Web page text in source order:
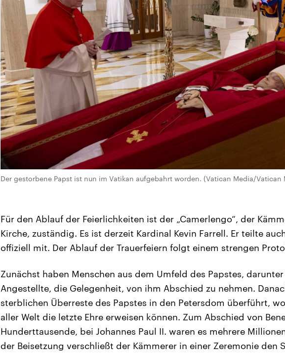
Der gestorbene Papst ist nun im Vatikan aufgebahrt worden. (Vatican Media/Vatican
Für den Ablauf der Feierlichkeiten ist der „Camerlengo“, der
Kirche, zuständig. Es ist derzeit Kardinal Kevin Farrell. Er teilte
offiziell mit. Der Ablauf der Trauerfeiern folgt einem strengen
Zunächst haben Menschen aus dem Umfeld des Papstes,
Angestellte, die Gelegenheit, von ihm Abschied zu nehmen.
sterblichen Überreste des Papstes in den Petersdom überführt,
aller Welt die letzte Ehre erweisen können. Zum Abschied von
Hunderttausende, bei Johannes Paul II. waren es mehrere
der Beisetzung verschließt der Kämmerer in einer Zeremonie den